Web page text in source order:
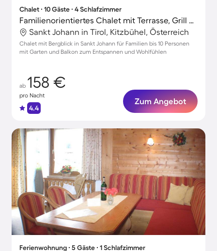
Chalet ∙ 10 Gäste ∙ 4 Schlafzimmer
Familienorientiertes Chalet mit Terrasse, Grill und Garten | Bergblick | Skifahren in der Nähe
Sankt Johann in Tirol, Kitzbühel, Österreich
Chalet mit Bergblick in Sankt Johann für Familien bis 10 Personen
mit Garten und Balkon zum Entspannen und Wohlfühlen
ab 158 €
pro Nacht
4.4
Zum Angebot
Ferienwohnung ∙ 5 Gäste ∙ 1 Schlafzimmer